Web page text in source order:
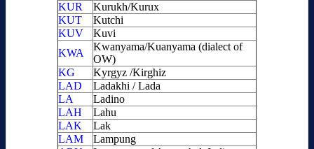
KUR
Kurukh/Kurux
KUT
Kutchi
KUV
Kuvi
KWA
Kwanyama/Kuanyama (dialect of
OW)
KG
Kyrgyz /Kirghiz
LAD
Ladakhi / Lada
LA
Ladino
LAH
Lahu
LAK
Lak
LAM
Lampung